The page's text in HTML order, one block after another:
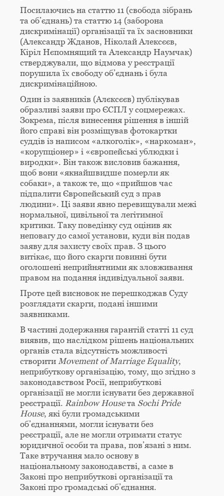
Посилаючись на статтю 11 (свобода зібрань
та об’єднань) та статтю 14 (заборона
дискримінації) організації та їх засновники
(Александр Жданов, Ніколай Алексєєв,
Кіріл Нєпомнящий та Александр Наумчак)
стверджували, що відмова у реєстрації
порушила їх свободу об’єднань і була
дискримінаційною.
Один із заявників (Алєксєєв) публікував
образливі заяви про ЄСПЛ у соцмережах.
Зокрема, після винесення рішення в іншій
його справі він розміщував фотокартки
суддів із написом «алкоголік», «наркоман»,
«корупціонер» і «європейські ублюдки і
виродки». Він також висловив бажання,
щоб вони «якнайшвидше померли як
собаки», а також те, що «прийшов час
підпалити Європейський суд з прав
людини». Ці заяви явно перевищували межі
нормальної, цивільної та легітимної
критики. Таку поведінку суд оцінив як
неповагу до самої установи, куди він подав
заяву для захисту своїх прав. З цього
витікає, що його скарги повинні бути
оголошені неприйнятними як зловживання
правом на подання індивідуальної заяви.
Проте цей висновок не перешкоджав Суду
розглядати скарги, подані іншими
заявниками.
В частині додержання гарантій статті 11 суд
виявив, що наслідком рішень національних
органів стала відсутність можливості
створити Movement of Marriage Equality,
неприбуткову організацію, тому, що згідно з
законодавством Росії, неприбуткові
організації не могли існувати без державної
реєстрації. Rainbow Houseта Sochi Pride
House, які були громадськими
об’єднаннями, могли існувати без
реєстрації, але не могли отримати статус
юридичної особи та права, пов’язані з ним.
Таке втручання мало основу в
національному законодавстві, а саме в
Законі про неприбуткові організації та
Законі про громадські об’єднання.